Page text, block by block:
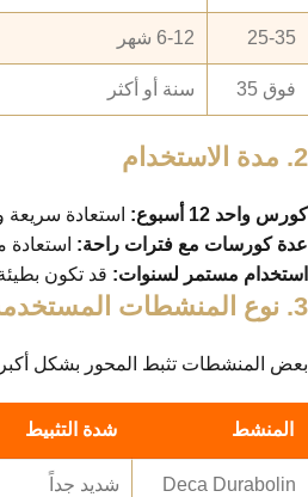
25-35 6-12 شهر
فوق 35 سنة أو أكثر
2. مدة الاستخدام
كورس واحد 12 أسبوع:
استعادة سريعة
عدة كورسات مع فترات راحة:
استخدام مستمر لسنوات: قد تكون
3. نوع المنشطات المستخدمة
بعض المنشطات تثبط المحور بشكل
المنشط شدة التثبيط
Deca Durabolin شديد جداً